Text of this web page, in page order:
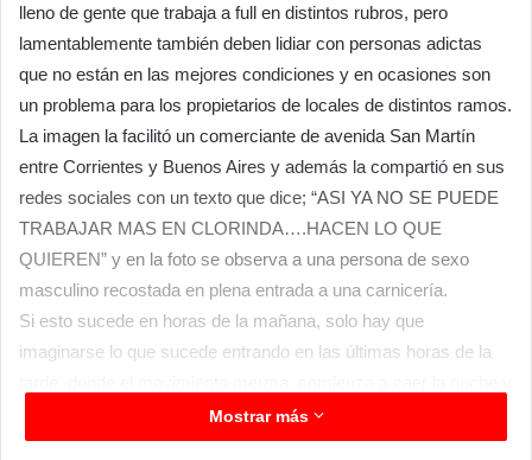
lleno de gente que trabaja a full en distintos rubros, pero
lamentablemente también deben lidiar con personas adictas
que no están en las mejores condiciones y en ocasiones son
un problema para los propietarios de locales de distintos ramos.
La imagen la facilitó un comerciante de avenida San Martín
entre Corrientes y Buenos Aires y además la compartió en sus
redes sociales con un texto que dice; “ASI YA NO SE PUEDE
TRABAJAR MAS EN CLORINDA….HACEN LO QUE
QUIEREN” y en la foto se observa a una persona de sexo
masculino recostada en plena entrada a una carnicería.
Si esto sucede en horas de la mañana, solo hay que
imaginarse lo que sucede entrando en las últimas horas de la
estas personas se apoderan de la zona del microcentro y
principalmente la avenida Paseo Costanero a lo largo de gran
Mostrar más